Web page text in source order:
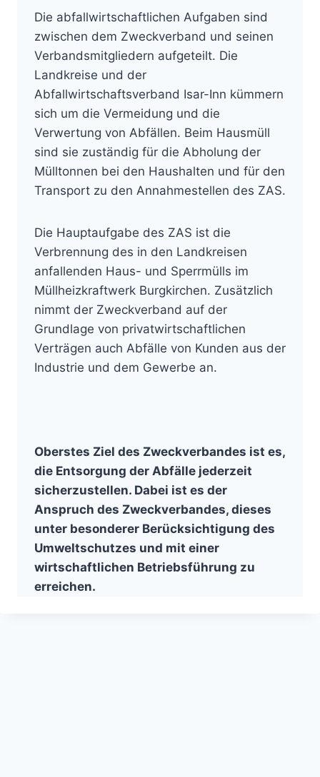
Die abfallwirtschaftlichen Aufgaben sind
zwischen dem Zweckverband und seinen
Verbandsmitgliedern aufgeteilt. Die
Landkreise und der
Abfallwirtschaftsverband Isar-Inn kümmern
sich um die Vermeidung und die
Verwertung von Abfällen. Beim Hausmüll
sind sie zuständig für die Abholung der
Mülltonnen bei den Haushalten und für den
Transport zu den Annahmestellen des ZAS.
Die Hauptaufgabe des ZAS ist die
Verbrennung des in den Landkreisen
anfallenden Haus- und Sperrmülls im
Müllheizkraftwerk Burgkirchen. Zusätzlich
nimmt der Zweckverband auf der
Grundlage von privatwirtschaftlichen
Verträgen auch Abfälle von Kunden aus der
Industrie und dem Gewerbe an.
Oberstes Ziel des Zweckverbandes ist es,
die Entsorgung der Abfälle jederzeit
sicherzustellen. Dabei ist es der
Anspruch des Zweckverbandes, dieses
unter besonderer Berücksichtigung des
Umweltschutzes und mit einer
wirtschaftlichen Betriebsführung zu
erreichen.